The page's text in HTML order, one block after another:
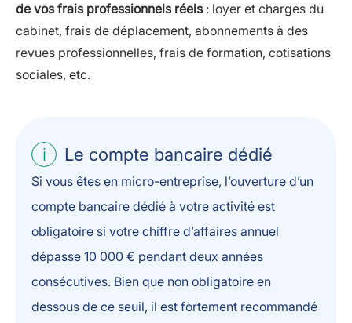
de vos frais professionnels réels: loyer et charges du
cabinet, frais de déplacement, abonnements à des
revues professionnelles, frais de formation, cotisations
sociales, etc.
Le compte bancaire dédié
Si vous êtes en micro-entreprise, l’ouverture d’un
compte bancaire dédié à votre activité est
obligatoire si votre chiffre d’affaires annuel
dépasse 10 000 € pendant deux années
consécutives. Bien que non obligatoire en
dessous de ce seuil, il est fortement recommandé